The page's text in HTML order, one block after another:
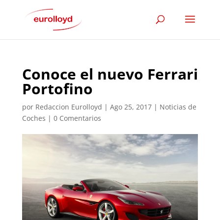
Conoce el nuevo Ferrari
Portofino
por Redaccion Eurolloyd | Ago 25, 2017| Noticias de
Coches | 0 Comentarios